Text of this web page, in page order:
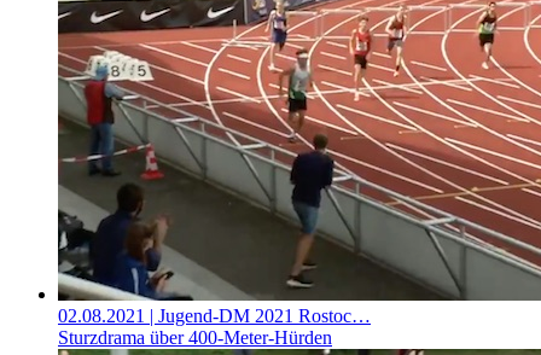
02.08.2021 | Jugend-DM 2021 Rostoc…
Sturzdrama über 400-Meter-Hürden